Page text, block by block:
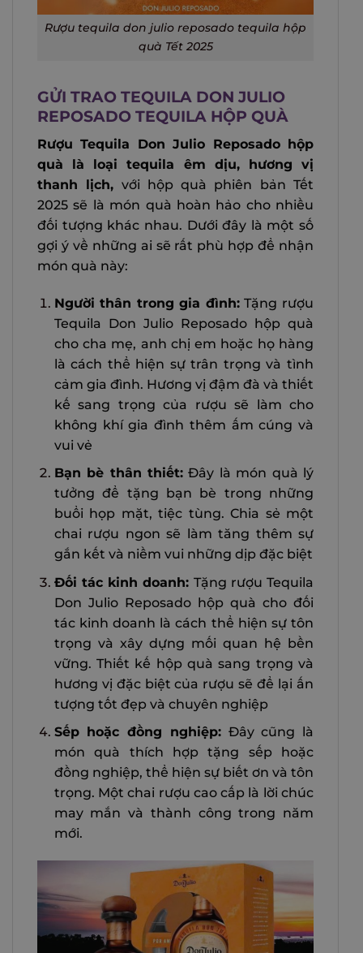
Rượu tequila don julio reposado tequila hộp
quà Tết 2025
GỬI TRAO TEQUILA DON JULIO
REPOSADO TEQUILA HỘP QUÀ
Rượu Tequila Don Julio Reposado hộp
quà là loại tequila êm dịu, hương vị
thanh lịch, với hộp quà phiên bản Tết
2025 sẽ là món quà hoàn hảo cho nhiều
đối tượng khác nhau. Dưới đây là một số
gợi ý về những ai sẽ rất phù hợp để nhận
món quà này:
Người thân trong gia đình:Tặng rượu
Tequila Don Julio Reposado hộp quà
cho cha mẹ, anh chị em hoặc họ hàng
là cách thể hiện sự trân trọng và tình
cảm gia đình. Hương vị đậm đà và thiết
kế sang trọng của rượu sẽ làm cho
không khí gia đình thêm ấm cúng và
vui vẻ
Bạn bè thân thiết: Đây là món quà lý
tưởng để tặng bạn bè trong những
buổi họp mặt, tiệc tùng. Chia sẻ một
chai rượu ngon sẽ làm tăng thêm sự
gắn kết và niềm vui những dịp đặc biệt
Đối tác kinh doanh: Tặng rượu Tequila
Don Julio Reposado hộp quà cho đối
tác kinh doanh là cách thể hiện sự tôn
trọng và xây dựng mối quan hệ bền
vững. Thiết kế hộp quà sang trọng và
hương vị đặc biệt của rượu sẽ để lại ấn
tượng tốt đẹp và chuyên nghiệp
Sếp hoặc đồng nghiệp:Đây cũng là
món quà thích hợp tặng sếp hoặc
đồng nghiệp, thể hiện sự biết ơn và tôn
trọng. Một chai rượu cao cấp là lời chúc
may mắn và thành công trong năm
mới.